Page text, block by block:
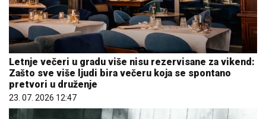
Letnje večeri u gradu više nisu rezervisane za vikend:
Zašto sve više ljudi bira večeru koja se spontano
pretvori u druženje
23. 07. 2026 12:47